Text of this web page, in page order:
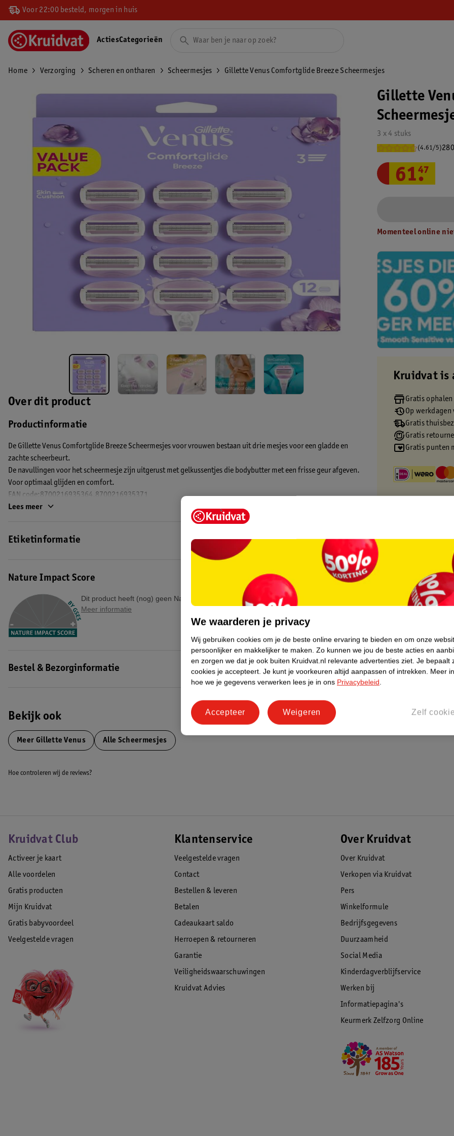
Voor 22:00 besteld, morgen in huis
ActiesCategorieën
Home Verzorging Scheren en ontharen Scheermesjes Gillette Venus Comfortglide Breeze Scheermesjes
Over dit product
Productinformatie
De Gillette Venus Comfortglide Breeze Scheermesjes voor vrouwen bestaan uit drie mesjes voor een gladde en
zachte scheerbeurt.
De navullingen voor het scheermesje zijn uitgerust met gelkussentjes die bodybutter met een frisse geur afgeven.
Voor optimaal glijden en comfort.
EAN code:8700216935364,8700216935371
Lees meer
Etiketinformatie
Nature Impact Score
Dit product heeft (nog) geen Nature Impact Score.
Meer informatie
Bestel & Bezorginformatie
Bekijk ook
Meer Gillette Venus Alle Scheermesjes
Gillette
3 x 4 stuks
(4.61/5)
61.
47
Momenteel online
Kruidvat is
Gratis
Op
Gratis
Gratis
Gratis punten
Hoe controleren wij de reviews?
Kruidvat Club
Activeer je kaart
Alle voordelen
Gratis producten
Mijn Kruidvat
Gratis babyvoordeel
Veelgestelde vragen
Klantenservice
Veelgestelde vragen
Contact
Bestellen & leveren
Betalen
Cadeaukaart saldo
Herroepen & retourneren
Garantie
Veiligheidswaarschuwingen
Kruidvat Advies
Over Kruidvat
Over Kruidvat
Verkopen via Kruidvat
Pers
Winkelformule
Bedrijfsgegevens
Duurzaamheid
Social Media
Kinderdagverblijfservice
Werken bij
Informatiepagina's
Keurmerk Zelfzorg Online
We waarderen je privacy
Wij gebruiken cookies om je de beste online ervaring te bieden en om onze
persoonlijker en makkelijker te maken. Zo kunnen we jou de beste acties en
en zorgen we dat je ook buiten Kruidvat.nl relevante advertenties ziet. Je bepaalt
cookies je accepteert. Je kunt je voorkeuren altijd aanpassen of intrekken. Meer
hoe we je gegevens verwerken lees je in ons Privacybeleid.
Zelf
Weigeren
Accepteer